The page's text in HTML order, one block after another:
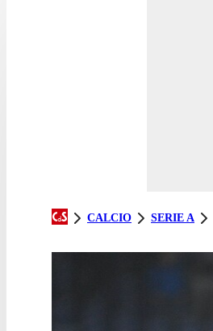
CALCIO SERIE A